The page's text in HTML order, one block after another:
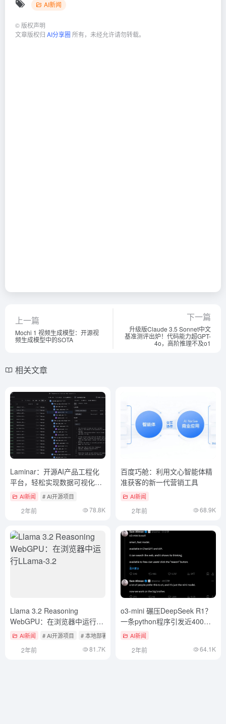
AI新闻
© 版权声明
文章版权归 AI分享圈 所有，未经允许请勿转载。
上一篇
Mochi 1 视频生成模型：开源视
频生成模型中的SOTA
下一篇
升级版Claude 3.5 Sonnet中文
基准测评出炉！代码能力超GPT-
4o，高阶推理不及o1
相关文章
Laminar：开源AI产品工程化
平台，轻松实现数据可视化追
踪与评估
AI新闻 # AI开源项目
2年前 78.8K
百度巧舱：利用文心智能体精
准获客的新一代营销工具
AI新闻
2年前 68.9K
Llama 3.2 Reasoning
WebGPU：在浏览器中运行
LLama-3.2
AI新闻 # AI开源项目 # 本地部署开源大模型工具
2年前 81.7K
o3-mini 碾压DeepSeek R1？
一条python程序引发近400万
围观AI新闻
2年前 64.1K